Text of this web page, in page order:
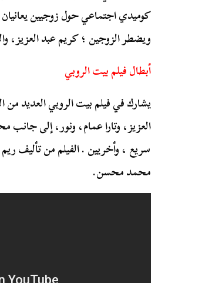
كوميدي اجتماعي حول زوجيين
ويضطر الزوجين ؛ كريم عبد العزيز،
أبطال فيلم بيت الروبي
يشارك في فيلم بيت الروبي العديد من
العزيز، وتارا عمام، ونور، إلى
سريع ، وأخريين . الفيلم من تأليف
محمد محسن.